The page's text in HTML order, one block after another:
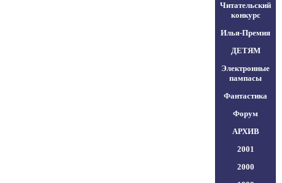
Читательский
конкурс
Илья-Премия
ДЕТЯМ
Электронные
пампасы
Фантастика
Форум
АРХИВ
2001
2000